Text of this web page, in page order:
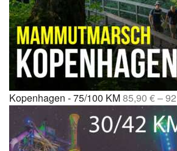
Kopenhagen - 75/100 KM85,90 €–